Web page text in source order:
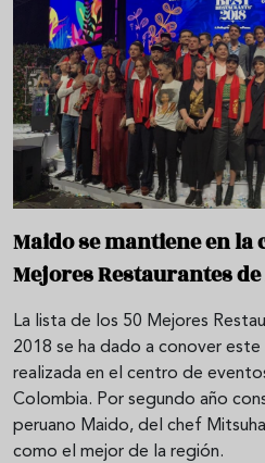
Maido se mantiene en la
Mejores Restaurantes
La lista de los 50 Mejores
2018 se ha dado a conover
realizada en el centro de
Colombia. Por segundo año
peruano Maido, del chef
como el mejor de la región.